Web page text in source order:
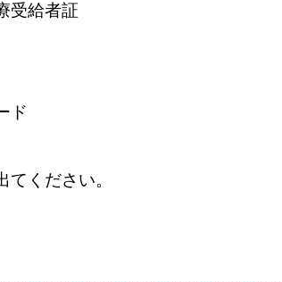
受給者証
ド
ください。